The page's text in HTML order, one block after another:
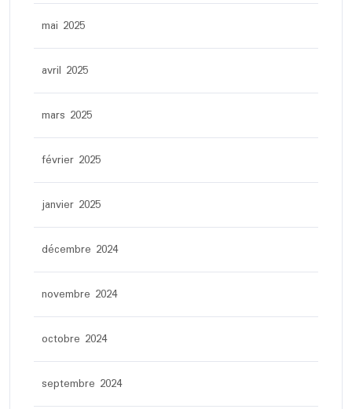
mai 2025
avril 2025
mars 2025
février 2025
janvier 2025
décembre 2024
novembre 2024
octobre 2024
septembre 2024